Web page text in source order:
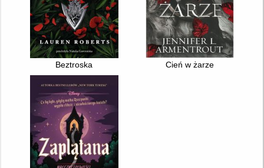
Beztroska Cień w żarze